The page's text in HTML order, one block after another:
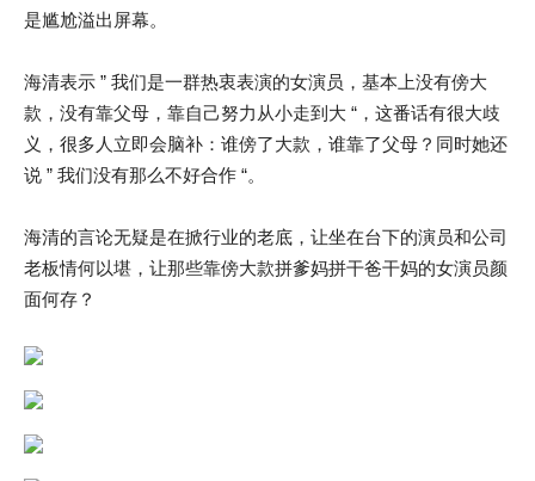
是尴尬溢出屏幕。
海清表示 ” 我们是一群热衷表演的女演员，基本上没有傍大
款，没有靠父母，靠自己努力从小走到大 “，这番话有很大歧
义，很多人立即会脑补：谁傍了大款，谁靠了父母？同时她还
说 ” 我们没有那么不好合作 “。
海清的言论无疑是在掀行业的老底，让坐在台下的演员和公司
老板情何以堪，让那些靠傍大款拼爹妈拼干爸干妈的女演员颜
面何存？